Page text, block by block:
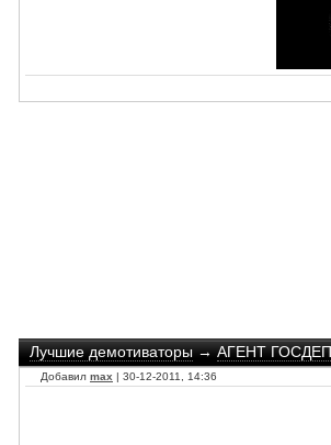
Лучшие демотиваторы→АГЕНТ
Добавил max | 30-12-2011, 14:36